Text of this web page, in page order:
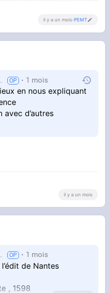
le monde de faire
il y a un mois-PEMT
1 mois
en nous expliquant
d’autres
il y a un mois
1 mois
de Nantes
, 1598